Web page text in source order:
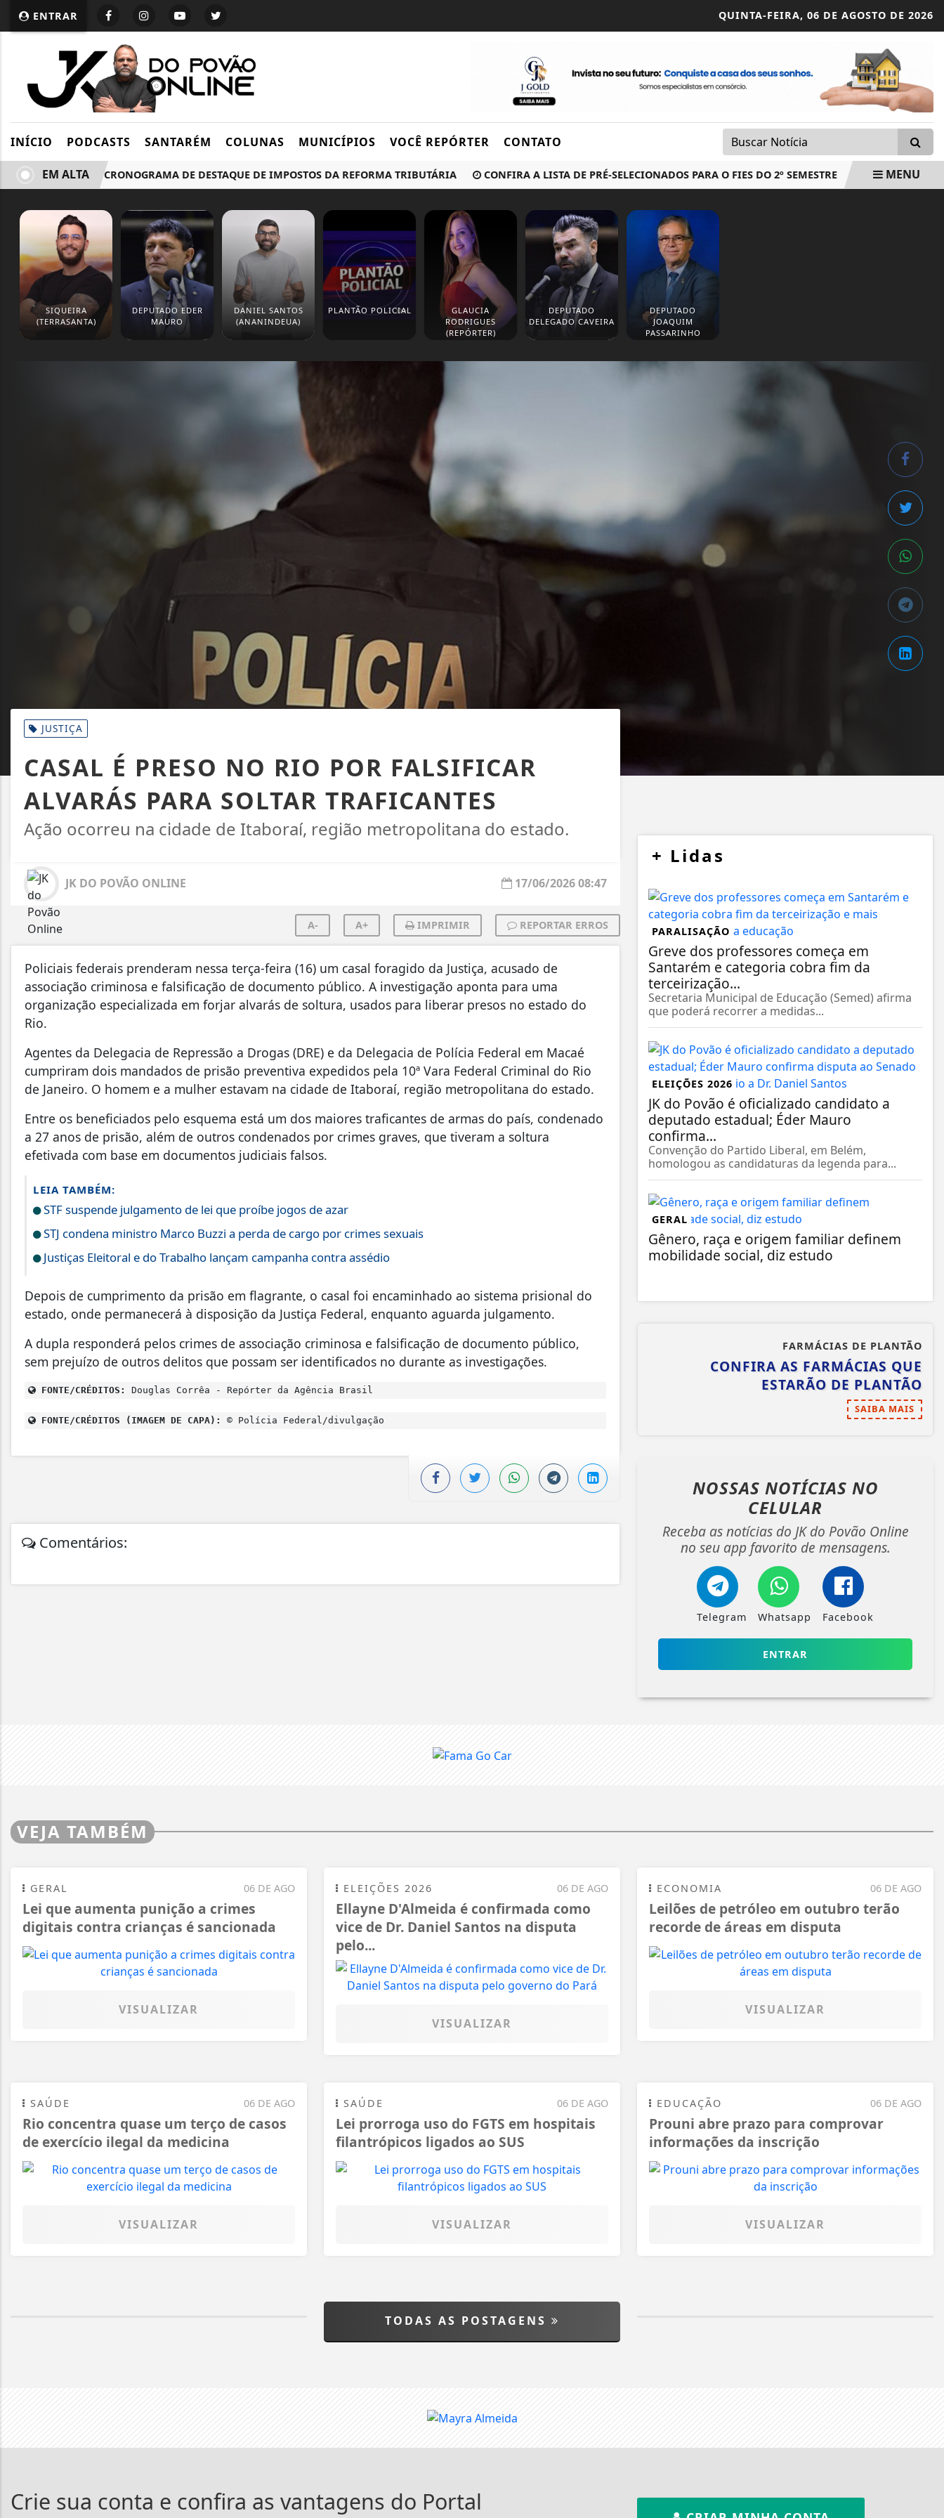
ENTRAR QUINTA-FEIRA, 06 DE AGOSTO DE 2026
INÍCIO PODCASTS SANTARÉM COLUNAS MUNICÍPIOS VOCÊ REPÓRTER CONTATO
RECEITA ADIA CRONOGRAMA DE DESTAQUE DE IMPOSTOS DA REFORMA TRIBUTÁRIA CONFIRA A LISTA DE PRÉ-SELECIONADOS PARA O FIES DO 2º SEMESTRE MEGA-SENA
EM ALTA MENU
SIQUEIRA
(TERRASANTA)
DEPUTADO EDER
MAURO
DANIEL SANTOS
(ANANINDEUA)
PLANTÃO POLICIAL
GLAUCIA
RODRIGUES
(REPÓRTER)
DEPUTADO
DELEGADO CAVEIRA
DEPUTADO
JOAQUIM
PASSARINHO
JUSTIÇA
CASAL É PRESO NO RIO POR FALSIFICAR
ALVARÁS PARA SOLTAR TRAFICANTES
Ação ocorreu na cidade de Itaboraí, região metropolitana do estado.
JK DO POVÃO ONLINE 17/06/2026 08:47
A- A+ IMPRIMIR REPORTAR ERROS
Policiais federais prenderam nessa terça-feira (16) um casal foragido da Justiça, acusado de
associação criminosa e falsificação de documento público. A investigação aponta para uma
organização especializada em forjar alvarás de soltura, usados para liberar presos no estado do
Rio.
Agentes da Delegacia de Repressão a Drogas (DRE) e da Delegacia de Polícia Federal em Macaé
cumpriram dois mandados de prisão preventiva expedidos pela 10ª Vara Federal Criminal do Rio
de Janeiro. O homem e a mulher estavam na cidade de Itaboraí, região metropolitana do estado.
Entre os beneficiados pelo esquema está um dos maiores traficantes de armas do país, condenado
a 27 anos de prisão, além de outros condenados por crimes graves, que tiveram a soltura
efetivada com base em documentos judiciais falsos.
LEIA TAMBÉM:
STF suspende julgamento de lei que proíbe jogos de azar
STJ condena ministro Marco Buzzi a perda de cargo por crimes sexuais
Justiças Eleitoral e do Trabalho lançam campanha contra assédio
Depois de cumprimento da prisão em flagrante, o casal foi encaminhado ao sistema prisional do
estado, onde permanecerá à disposição da Justiça Federal, enquanto aguarda julgamento.
A dupla responderá pelos crimes de associação criminosa e falsificação de documento público,
sem prejuízo de outros delitos que possam ser identificados no durante as investigações.
FONTE/CRÉDITOS: Douglas Corrêa - Repórter da Agência Brasil
FONTE/CRÉDITOS (IMAGEM DE CAPA): © Polícia Federal/divulgação
Comentários:
+ Lidas
PARALISAÇÃO
Greve dos professores começa em
Santarém e categoria cobra fim da
terceirização...
Secretaria Municipal de Educação (Semed) afirma
que poderá recorrer a medidas...
ELEIÇÕES 2026
JK do Povão é oficializado candidato a
deputado estadual; Éder Mauro
confirma...
Convenção do Partido Liberal, em Belém,
homologou as candidaturas da legenda para...
GERAL
Gênero, raça e origem familiar definem
mobilidade social, diz estudo
FARMÁCIAS DE PLANTÃO
CONFIRA AS FARMÁCIAS QUE
ESTARÃO DE PLANTÃO
SAIBA MAIS
NOSSAS NOTÍCIAS NO
CELULAR
Receba as notícias do JK do Povão Online
no seu app favorito de mensagens.
Telegram Whatsapp Facebook
ENTRAR
VEJA TAMBÉM
06 DE AGO
GERAL
Lei que aumenta punição a crimes
digitais contra crianças é sancionada
VISUALIZAR
06 DE AGO
ELEIÇÕES 2026
Ellayne D'Almeida é confirmada como
vice de Dr. Daniel Santos na disputa
pelo...
VISUALIZAR
06 DE AGO
ECONOMIA
Leilões de petróleo em outubro terão
recorde de áreas em disputa
VISUALIZAR
06 DE AGO
SAÚDE
Rio concentra quase um terço de casos
de exercício ilegal da medicina
VISUALIZAR
06 DE AGO
SAÚDE
Lei prorroga uso do FGTS em hospitais
filantrópicos ligados ao SUS
VISUALIZAR
06 DE AGO
EDUCAÇÃO
Prouni abre prazo para comprovar
informações da inscrição
VISUALIZAR
TODAS AS POSTAGENS
Crie sua conta e confira as vantagens do Portal